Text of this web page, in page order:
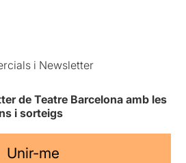
i Newsletter
de Teatre Barcelona amb les
i sorteigs
Unir-me